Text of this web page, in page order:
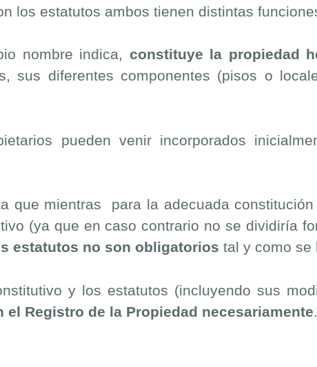
los estatutos ambos tienen distintas
nombre indica, constituye la propiedad
sus diferentes componentes (pisos o
pueden venir incorporados
que mientras para la adecuada
(ya que en caso contrario no se dividiría
estatutos no son obligatorios tal y como se
y los estatutos (incluyendo sus
el Registro de la Propiedad necesariamente.